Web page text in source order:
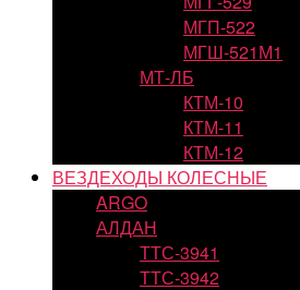
МГП-522
МГШ-521М1
МТ-ЛБ
КТМ-10
КТМ-11
КТМ-12
ВЕЗДЕХОДЫ КОЛЕСНЫЕ
ARGO
АЛДАН
ТТС-3941
ТТС-3942